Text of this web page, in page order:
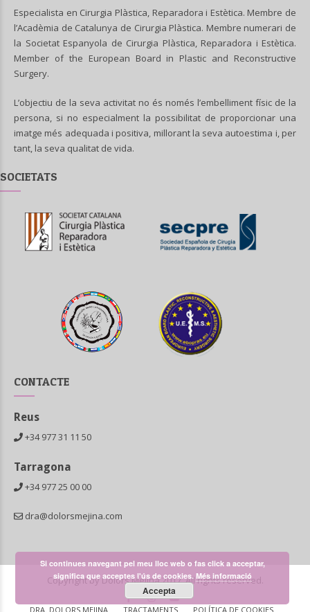
Especialista en Cirurgia Plàstica, Reparadora i Estètica. Membre de
l’Acadèmia de Catalunya de Cirurgia Plàstica. Membre numerari de
la Societat Espanyola de Cirurgia Plàstica, Reparadora i Estètica.
Member of the European Board in Plastic and Reconstructive
Surgery.
L’objectiu de la seva activitat no és només l’embelliment físic de la
persona, si no especialment la possibilitat de proporcionar una
imatge més adequada i positiva, millorant la seva autoestima i, per
tant, la seva qualitat de vida.
SOCIETATS
CONTACTE
Reus
+34 977 31 11 50
Tarragona
+34 977 25 00 00
dra@dolorsmejina.com
Copyright by Dolors Mejina 2017. All rights reserved.
DRA. DOLORS MEJINA TRACTAMENTS POLÍTICA DE COOKIES
Si continues navegant pel meu lloc web o fas click a acceptar,
significa que acceptes l'ús de cookies.Més informació
Accepta